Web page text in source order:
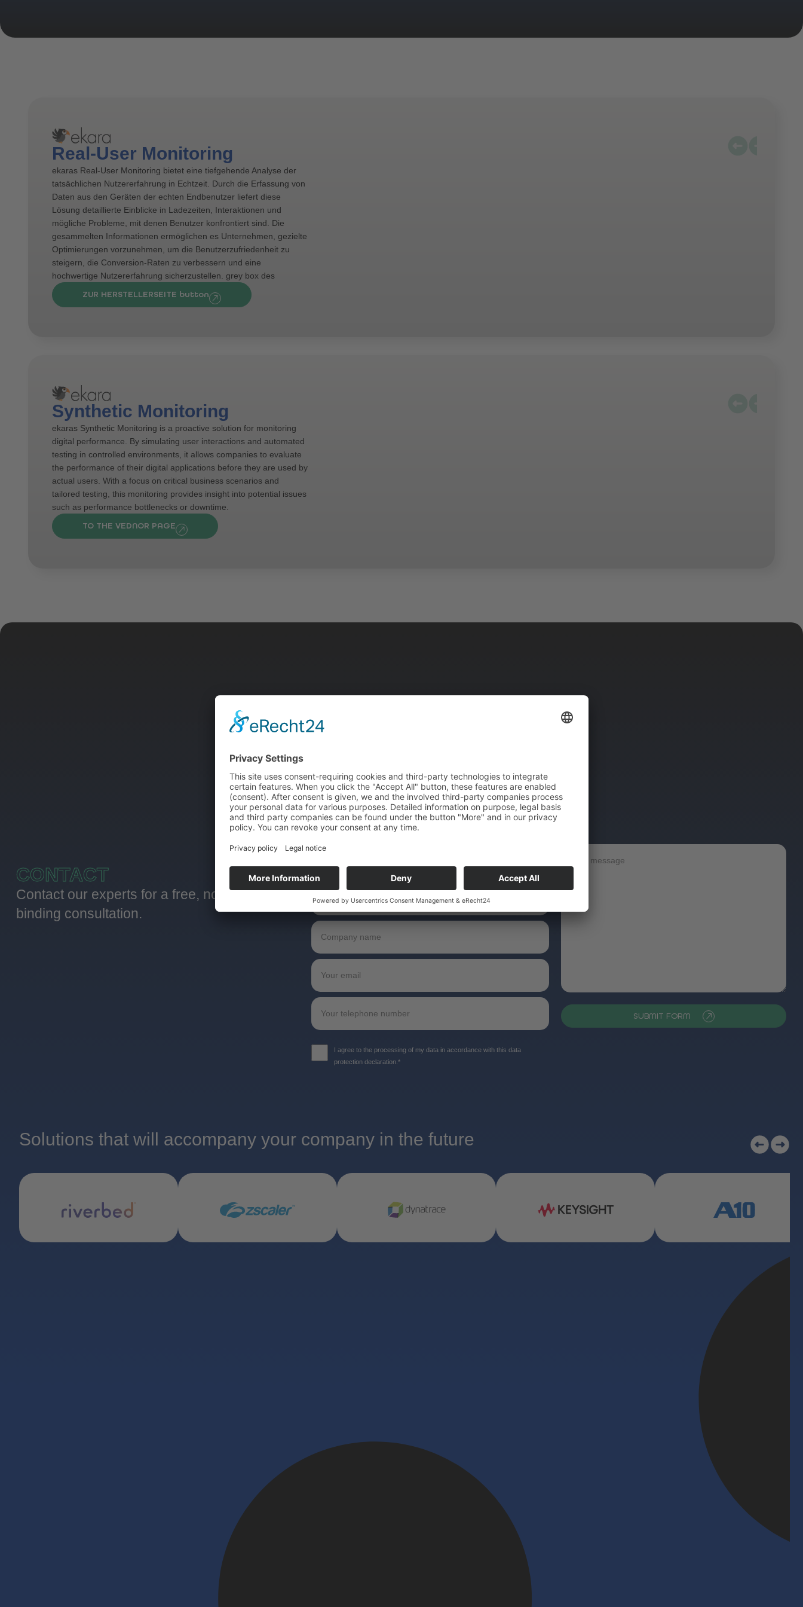
Real-User Monitoring
ekaras Real-User Monitoring bietet eine tiefgehende Analyse der
tatsächlichen Nutzererfahrung in Echtzeit. Durch die Erfassung von
Daten aus den Geräten der echten Endbenutzer liefert diese
Lösung detaillierte Einblicke in Ladezeiten, Interaktionen und
mögliche Probleme, mit denen Benutzer konfrontiert sind. Die
gesammelten Informationen ermöglichen es Unternehmen, gezielte
Optimierungen vorzunehmen, um die Benutzerzufriedenheit zu
steigern, die Conversion-Raten zu verbessern und eine
hochwertige Nutzererfahrung sicherzustellen. grey box des
ZUR HERSTELLERSEITE button
Synthetic Monitoring
ekaras Synthetic Monitoring is a proactive solution for monitoring
digital performance. By simulating user interactions and automated
testing in controlled environments, it allows companies to evaluate
the performance of their digital applications before they are used by
actual users. With a focus on critical business scenarios and
tailored testing, this monitoring provides insight into potential issues
such as performance bottlenecks or downtime.
TO THE VEDNOR PAGE
CONTACT
Contact our experts for a free, non-
binding consultation.
I agree to the processing of my data in accordance with this data
protection declaration.*
SUBMIT FORM
Solutions that will accompany your company in the future